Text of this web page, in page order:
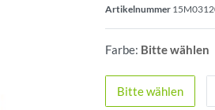
Artikelnummer
Farbe: Bitte wählen
Bitte wählen